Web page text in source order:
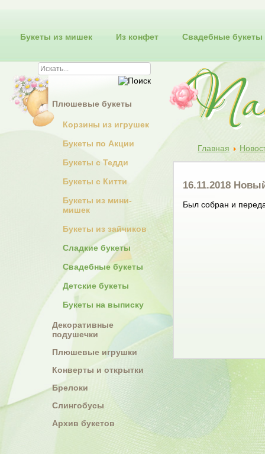
Букеты из мишек Из конфет Свадебные букеты
Плюшевые букеты
Корзины из игрушек
Букеты по Акции
Букеты с Тедди
Букеты с Китти
Букеты из мини-
мишек
Букеты из зайчиков
Сладкие букеты
Свадебные букеты
Детские букеты
Букеты на выписку
Декоративные
подушечки
Плюшевые игрушки
Конверты и открытки
Брелоки
Слингобусы
Архив букетов
Главная
16.11.2018
Был собран и